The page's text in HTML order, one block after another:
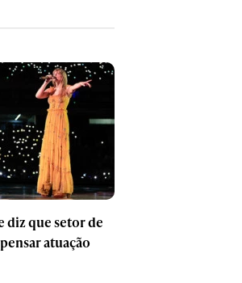
diz que setor de
atuação